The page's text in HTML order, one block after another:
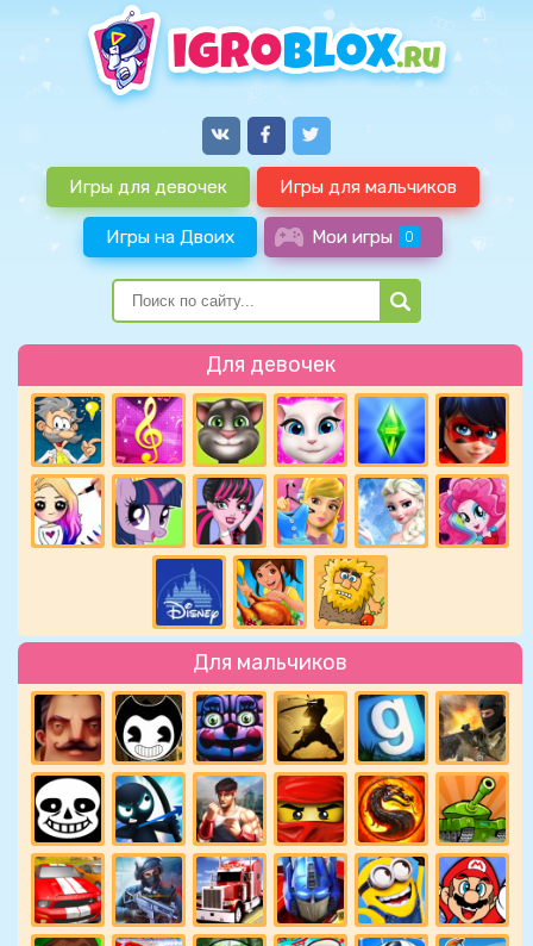
Игры для девочек Игры для мальчиков
Игры на Двоих Мои игры 0
Для девочек
Для мальчиков